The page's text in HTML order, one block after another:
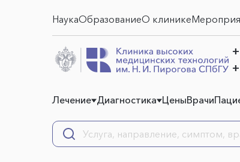
НаукаОбразованиеО клинике
Лечение Диагностика ЦеныВрачи